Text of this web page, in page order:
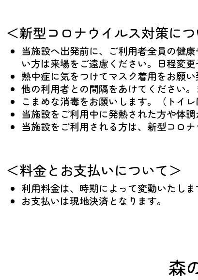
＜新型コロナウイルス対策に
当施設へ出発前に、ご利用者全員の健
い方は来場をご遠慮ください。日程変
熱中症に気をつけてマスク着用をお願
他の利用者との間隔をあけてください
こまめな消毒をお願いします。（トイ
当施設をご利用中に発熱された方や体
当施設をご利用される方は、新型コロ
＜料金とお支払いについて＞
利用料金は、時期によって変動いたし
お支払いは現地決済となります。
森